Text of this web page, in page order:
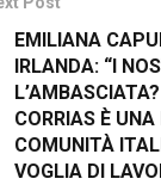
EMILIANA
IRLANDA: “I
CORRIAS È
COMUNITÀ
VOGLIA DI